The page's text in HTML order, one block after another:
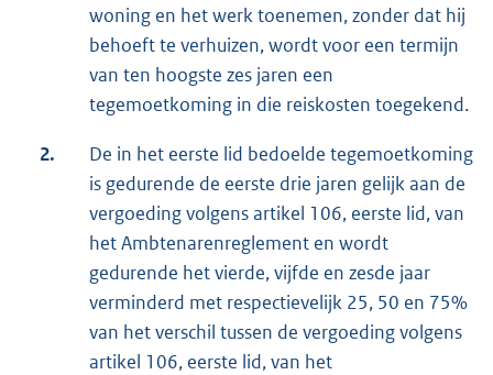
woning en het werk toenemen, zonder dat hij
behoeft te verhuizen, wordt voor een termijn
van ten hoogste zes jaren een
tegemoetkoming in die reiskosten toegekend.
2.
De in het eerste lid bedoelde tegemoetkoming
is gedurende de eerste drie jaren gelijk aan de
vergoeding volgens artikel 106, eerste lid, van
het Ambtenarenreglement en wordt
gedurende het vierde, vijfde en zesde jaar
verminderd met respectievelijk 25, 50 en 75%
van het verschil tussen de vergoeding volgens
artikel 106, eerste lid, van het